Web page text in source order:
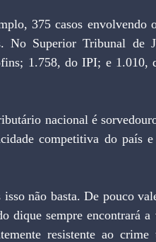
No Superior Tribunal de
1.758, do IPI; e 1.010,
competitiva do país
dique sempre encontrará a
resistente ao